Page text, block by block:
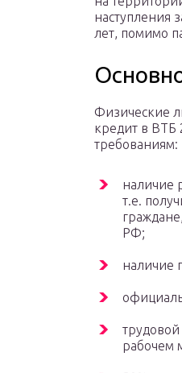
наступления
лет, помимо
Физические
кредит в ВТБ
требованиям:
наличие
т.е.
РФ;
наличие
рабочем